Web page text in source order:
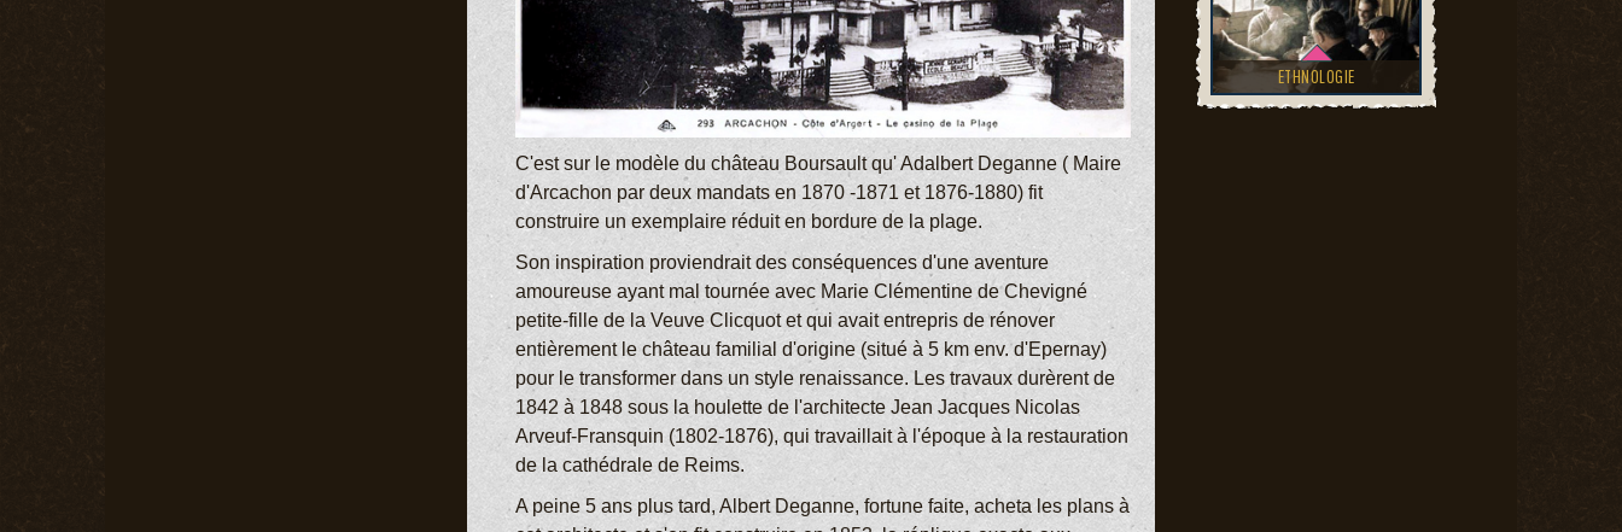
C'est sur le modèle du château Boursault qu' Adalbert Deganne ( Maire
d'Arcachon par deux mandats en 1870 -1871 et 1876-1880) fit
construire un exemplaire réduit en bordure de la plage.
Son inspiration proviendrait des conséquences d'une aventure
amoureuse ayant mal tournée avec Marie Clémentine de Chevigné
petite-fille de la Veuve Clicquot et qui avait entrepris de rénover
entièrement le château familial d'origine (situé à 5 km env. d'Epernay)
pour le transformer dans un style renaissance. Les travaux durèrent de
1842 à 1848 sous la houlette de l'architecte Jean Jacques Nicolas
Arveuf-Fransquin (1802-1876), qui travaillait à l'époque à la restauration
de la cathédrale de Reims.
A peine 5 ans plus tard, Albert Deganne, fortune faite, acheta les plans à
ETHNOLOGIE